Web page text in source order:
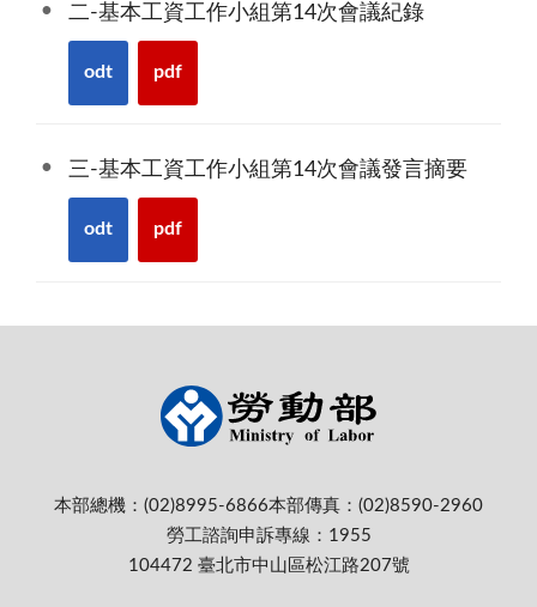
二-基本工資工作小組第14次會議紀錄
odt pdf
三-基本工資工作小組第14次會議發言摘要
odt pdf
本部總機：(02)8995-6866本部傳真：(02)8590-2960
勞工諮詢申訴專線：1955
104472 臺北市中山區松江路207號